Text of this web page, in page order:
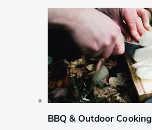
BBQ & Outdoor Cooking